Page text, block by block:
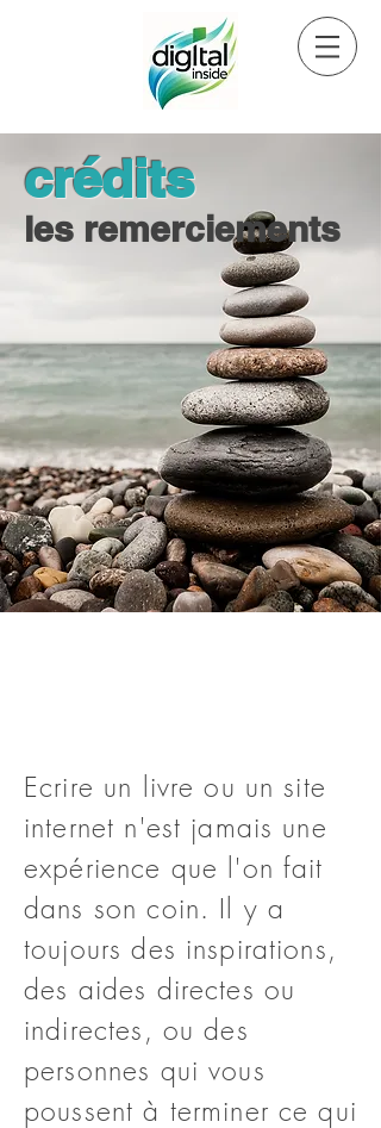
crédits
les remerciements
Ecrire un livre ou un site
internet n'est jamais une
expérience que l'on fait
dans son coin. Il y a
toujours des inspirations,
des aides directes ou
indirectes, ou des
personnes qui vous
poussent à terminer ce qui